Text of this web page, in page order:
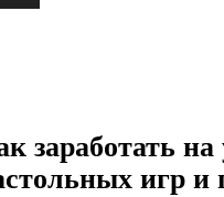
заработать
игр и